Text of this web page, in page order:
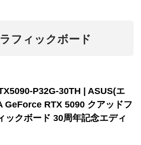
フィックボード
P32G-30TH | ASUS(エ
GeForce RTX 5090 クアッドフ
ックボード 30周年記念エディ